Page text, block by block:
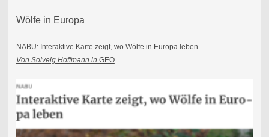
Wölfe in Europa
NABU: Interaktive Karte zeigt, wo Wölfe in Europa leben.
Von Solveig Hoffmann in GEO